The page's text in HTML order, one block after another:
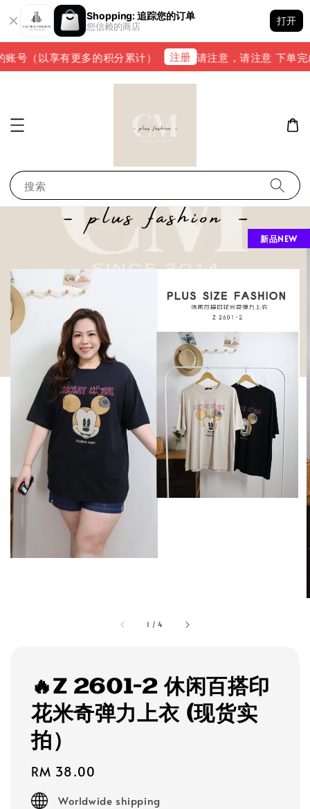
Shopping: 追踪您的订单
您信赖的商店
打开
号（以享有更多的积分累计） 注册 请注意，请注意 下单完
搜索
1 /4
新品NEW
🔥Z 2601-2 休闲百搭印
花米奇弹力上衣 (现货实
拍）
Regular
price
RM 38.00
Worldwide shipping